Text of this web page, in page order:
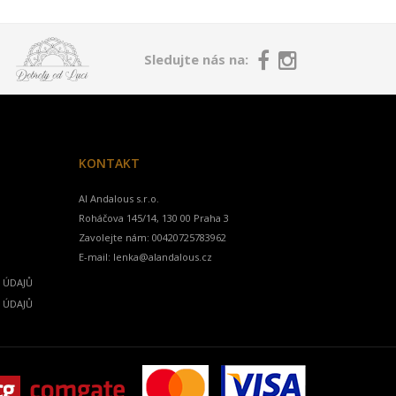
Sledujte nás na:
KONTAKT
Al Andalous s.r.o.
Zavolejte nám: 00420725783962
E-mail: lenka@alandalous.cz